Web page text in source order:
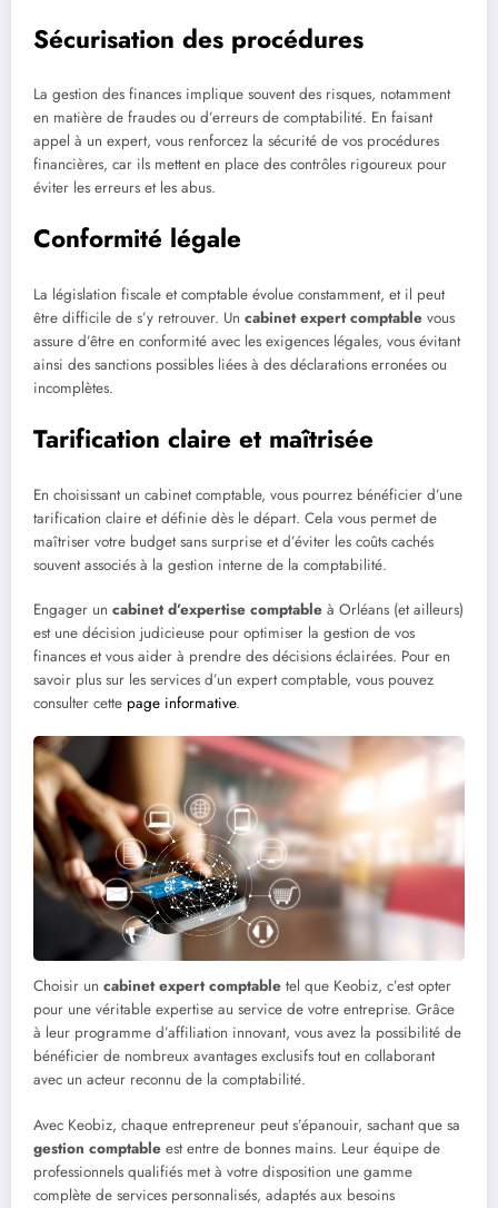
Sécurisation des procédures
La gestion des finances implique souvent des risques, notamment
en matière de fraudes ou d’erreurs de comptabilité. En faisant
appel à un expert, vous renforcez la sécurité de vos procédures
financières, car ils mettent en place des contrôles rigoureux pour
éviter les erreurs et les abus.
Conformité légale
La législation fiscale et comptable évolue constamment, et il peut
être difficile de s’y retrouver. Un cabinet expert comptable vous
assure d’être en conformité avec les exigences légales, vous évitant
ainsi des sanctions possibles liées à des déclarations erronées ou
incomplètes.
Tarification claire et maîtrisée
En choisissant un cabinet comptable, vous pourrez bénéficier d’une
tarification claire et définie dès le départ. Cela vous permet de
maîtriser votre budget sans surprise et d’éviter les coûts cachés
souvent associés à la gestion interne de la comptabilité.
Engager un cabinet d’expertise comptable à Orléans (et ailleurs)
est une décision judicieuse pour optimiser la gestion de vos
finances et vous aider à prendre des décisions éclairées. Pour en
savoir plus sur les services d’un expert comptable, vous pouvez
consulter cette page informative.
Choisir un cabinet expert comptable tel que Keobiz, c’est opter
pour une véritable expertise au service de votre entreprise. Grâce
à leur programme d’affiliation innovant, vous avez la possibilité de
bénéficier de nombreux avantages exclusifs tout en collaborant
avec un acteur reconnu de la comptabilité.
Avec Keobiz, chaque entrepreneur peut s’épanouir, sachant que sa
gestion comptable est entre de bonnes mains. Leur équipe de
professionnels qualifiés met à votre disposition une gamme
complète de services personnalisés, adaptés aux besoins